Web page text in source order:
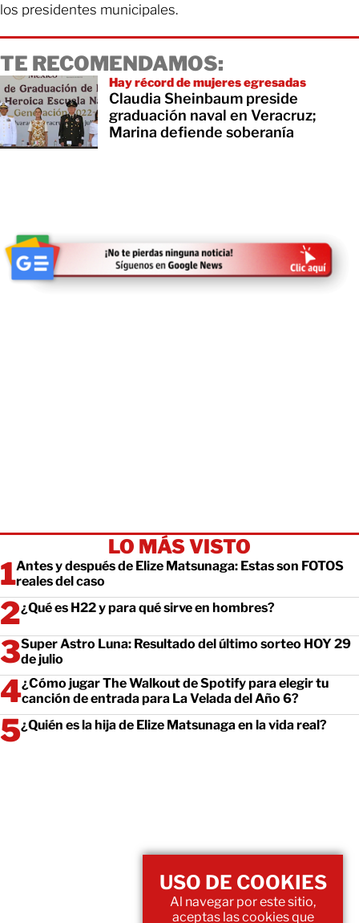
los presidentes municipales.
TE RECOMENDAMOS:
Hay récord de mujeres egresadas
Claudia Sheinbaum preside
graduación naval en Veracruz;
Marina defiende soberanía
LO MÁS VISTO
Antes y después de Elize Matsunaga: Estas son FOTOS
reales del caso
¿Qué es H22 y para qué sirve en hombres?
Super Astro Luna: Resultado del último sorteo HOY 29
de julio
¿Cómo jugar The Walkout de Spotify para elegir tu
canción de entrada para La Velada del Año 6?
¿Quién es la hija de Elize Matsunaga en la vida real?
USO DE COOKIES
Al navegar por este sitio,
aceptas las cookies que